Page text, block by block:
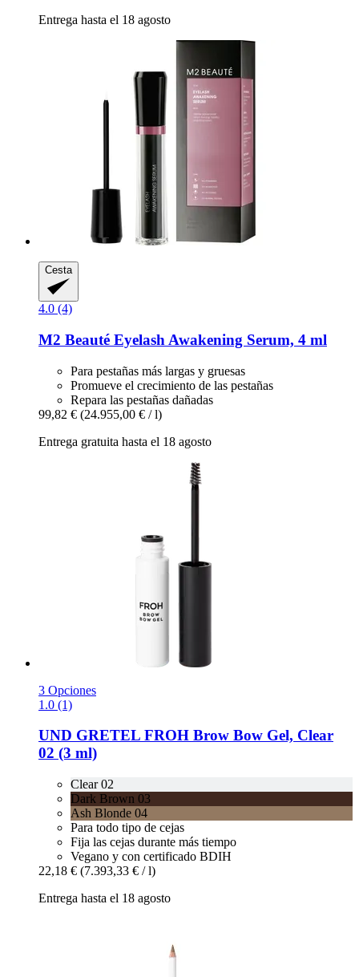
Entrega hasta el 18 agosto
Cesta
4.0 (4)
M2 Beauté Eyelash Awakening Serum, 4 ml
Para pestañas más largas y gruesas
Promueve el crecimiento de las pestañas
Repara las pestañas dañadas
99,82 € (24.955,00 € / l)
Entrega gratuita hasta el 18 agosto
3 Opciones
1.0 (1)
UND GRETEL FROH Brow Bow Gel, Clear
02 (3 ml)
Clear 02
Dark Brown 03
Ash Blonde 04
Para todo tipo de cejas
Fija las cejas durante más tiempo
Vegano y con certificado BDIH
22,18 € (7.393,33 € / l)
Entrega hasta el 18 agosto